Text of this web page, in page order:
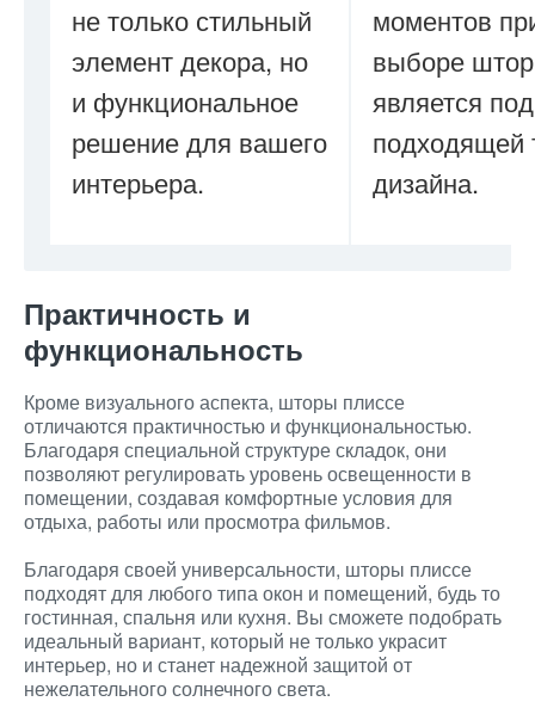
не только стильный
элемент декора, но
и функциональное
решение для вашего
интерьера.
моментов
выборе
является
подходящей
дизайна.
Практичность и
функциональность
Кроме визуального аспекта, шторы плиссе
отличаются практичностью и функциональностью.
Благодаря специальной структуре складок, они
позволяют регулировать уровень освещенности в
помещении, создавая комфортные условия для
отдыха, работы или просмотра фильмов.
Благодаря своей универсальности, шторы плиссе
подходят для любого типа окон и помещений, будь то
гостинная, спальня или кухня. Вы сможете подобрать
идеальный вариант, который не только украсит
интерьер, но и станет надежной защитой от
нежелательного солнечного света.